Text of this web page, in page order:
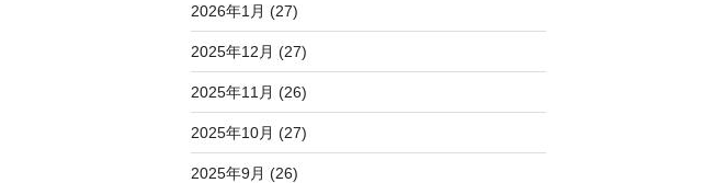
2026年1月 (27)
2025年12月 (27)
2025年11月 (26)
2025年10月 (27)
2025年9月 (26)